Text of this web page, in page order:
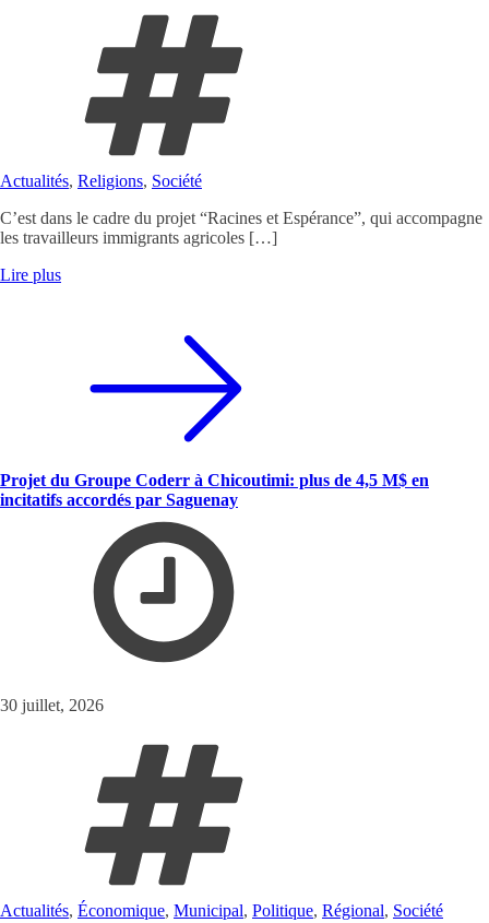
Actualités, Religions, Société
C’est dans le cadre du projet “Racines et Espérance”, qui accompagne
les travailleurs immigrants agricoles […]
Lire plus
Projet du Groupe Coderr à Chicoutimi: plus de 4,5 M$ en
incitatifs accordés par Saguenay
30 juillet, 2026
Actualités, Économique, Municipal, Politique, Régional, Société